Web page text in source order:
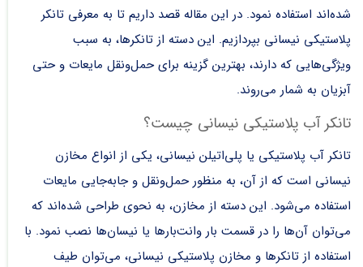
شده‌اند استفاده نمود. در این مقاله قصد داریم تا به معرفی تانکر
پلاستیکی نیسانی بپردازیم. این دسته از تانکرها، به سبب
ویژگی‌هایی که دارند، بهترین گزینه برای حمل‌ونقل مایعات و حتی
آبزیان به شمار می‌روند.
تانکر آب پلاستیکی نیسانی چیست؟
تانکر آب پلاستیکی یا پلی‌اتیلن نیسانی، یکی از انواع مخازن
نیسانی است که از آن، به منظور حمل‌ونقل و جابه‌جایی مایعات
استفاده می‌شود. این دسته از مخازن، به نحوی طراحی شده‌اند که
می‌توان آن‌ها را در قسمت بار وانت‌بارها یا نیسان‌ها نصب نمود. با
استفاده از تانکر‌ها و مخازن پلاستیکی نیسانی، می‌توان طیف